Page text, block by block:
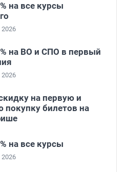
на все курсы
2026
на ВО и СПО в первый
2026
на первую и
покупку билетов на
на все курсы
2026